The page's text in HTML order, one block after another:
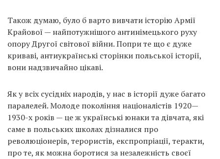
Також думаю, було б варто вивчати історію Армії
Крайової — найпотужнішого антинімецького руху
опору Другої світової війни. Попри те що є дуже
криваві, антиукраїнські сторінки польської історії,
вони надзвичайно цікаві.
Як у всіх сусідніх народів, у нас в історії дуже багато
паралелей. Молоде покоління націоналістів 1920—
1930-х років — це ж українські юнаки та дівчата, які
саме в польських школах дізналися про
революціонерів, терористів, експропріації, теракти,
про те, як можна боротися за незалежність своєї